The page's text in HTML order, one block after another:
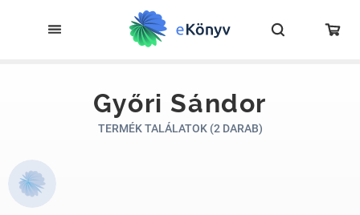
Győri Sándor
TERMÉK TALÁLATOK (2 DARAB)